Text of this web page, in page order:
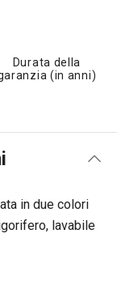
Durata della
(in anni)
in due colori
lavabile